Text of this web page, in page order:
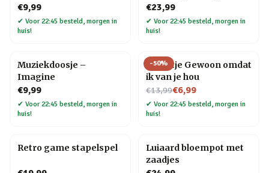
€9,99
✔ Voor 22:45 besteld, morgen in
huis!
€23,99
✔ Voor 22:45 besteld, morgen in
huis!
Muziekdoosje –
Imagine
€9,99
✔ Voor 22:45 besteld, morgen in
huis!
-50%
Tegeltje Gewoon omdat
ik van je hou
€13,99
Nu voor€6,99
✔ Voor 22:45 besteld, morgen in
huis!
Retro game stapelspel
Luiaard bloempot met
zaadjes